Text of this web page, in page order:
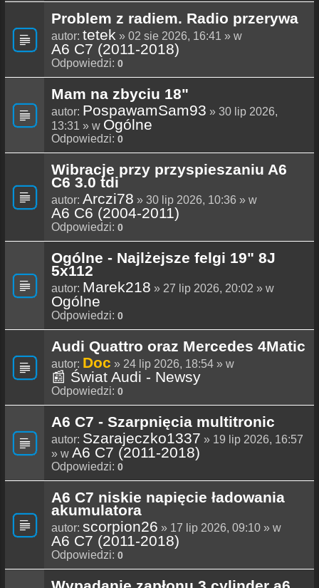
Problem z radiem. Radio przerywa
autor: tetek » 02 sie 2026, 16:41 » w
A6 C7 (2011-2018)
Odpowiedzi: 0
Mam na zbyciu 18"
autor: PospawamSam93 » 30 lip 2026,
13:31 » w Ogólne
Odpowiedzi: 0
Wibracje przy przyspieszaniu A6
C6 3.0 tdi
autor: Arczi78 » 30 lip 2026, 10:36 » w
A6 C6 (2004-2011)
Odpowiedzi: 0
Ogólne - Najlżejsze felgi 19" 8J
5x112
autor: Marek218 » 27 lip 2026, 20:02 » w
Ogólne
Odpowiedzi: 0
Audi Quattro oraz Mercedes 4Matic
autor: Doc » 24 lip 2026, 18:54 » w
📰 Świat Audi - Newsy
Odpowiedzi: 0
A6 C7 - Szarpnięcia multitronic
autor: Szarajeczko1337 » 19 lip 2026, 16:57
» w A6 C7 (2011-2018)
Odpowiedzi: 0
A6 C7 niskie napięcie ładowania
akumulatora
autor: scorpion26 » 17 lip 2026, 09:10 » w
A6 C7 (2011-2018)
Odpowiedzi: 0